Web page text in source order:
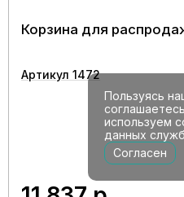
Корзина для
Артикул 1472
Пользуясь
используем
данных
Согласен